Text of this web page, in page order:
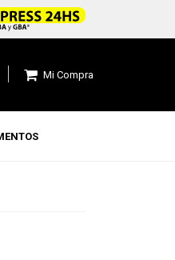
el pais
Mi Compra